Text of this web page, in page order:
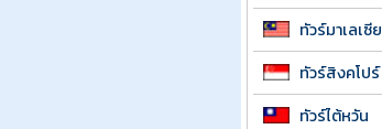
ทัวร์มาเลเซีย
ทัวร์สิงคโปร์
ทัวร์ไต้หวัน